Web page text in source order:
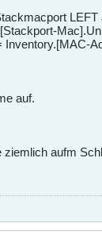
auf.
aufm